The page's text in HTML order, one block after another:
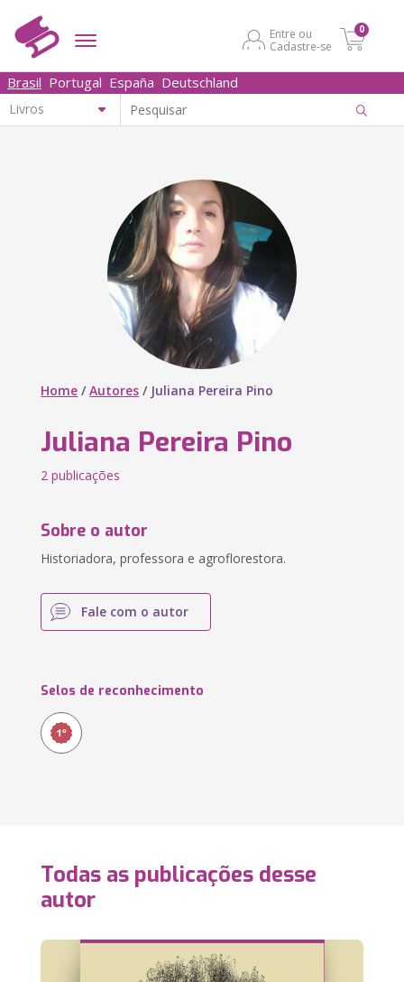
Entre ou
Cadastre-se
0
Brasil Portugal España Deutschland
Home /Autores / Juliana Pereira Pino
Juliana Pereira Pino
2 publicações
Sobre o autor
Historiadora, professora e agroflorestora.
Fale com o autor
Selos de reconhecimento
Todas as publicações desse
autor